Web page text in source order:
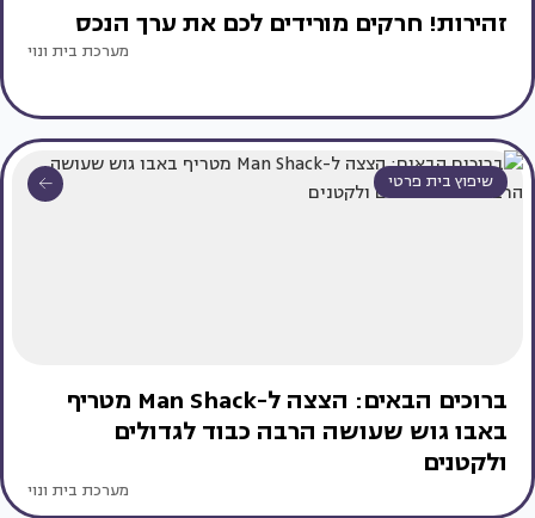
זהירות! חרקים מורידים לכם את ערך הנכס
מערכת בית ונוי
שיפוץ בית פרטי
ברוכים הבאים: הצצה ל-Man Shack מטריף
באבו גוש שעושה הרבה כבוד לגדולים
ולקטנים
מערכת בית ונוי